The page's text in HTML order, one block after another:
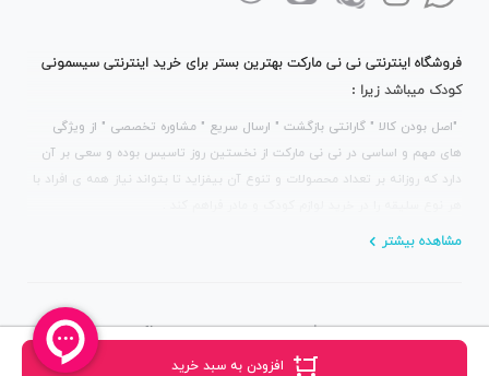
فروشگاه اینترنتی نی نی مارکت بهترین بستر برای خرید اینترنتی سیسمونی
کودک میباشد زیرا :
"اصل بودن کالا " گارانتی بازگشت " ارسال سریع " مشاوره تخصصی " از ویژگی
های مهم و اساسی در نی نی مارکت از نخستین روز تاسیس بوده و سعی بر آن
دارد که روزانه بر تعداد محصولات و تنوع آن بیفزاید تا بتواند نیاز همه ی افراد با
مشاهده بیشتر
استفاده از مطالب سایت فقط برای مقاصد غیرتجاری و با ذکر منبع بلامانع است.
کلیه حقوق این سایت متعلق به نی نی مارکت می‌باشد.
افزودن به سبد خرید